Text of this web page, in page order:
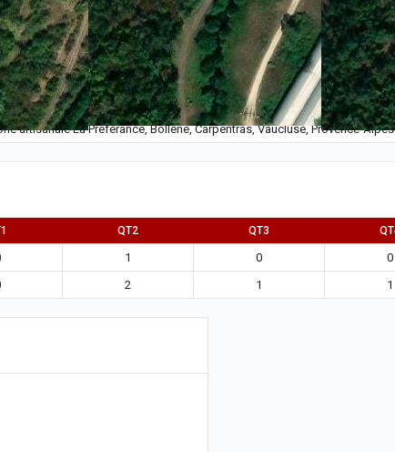
artisanale La Préférance, Bollène, Carpentras, Vaucluse, Provence-
QT2 QT3
1 0 0
2 1 1